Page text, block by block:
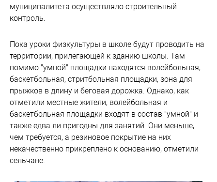
муниципалитета осуществляло строительный
контроль.
Пока уроки физкультуры в школе будут проводить на
территории, прилегающей к зданию школы. Там
помимо "умной" площадки находятся волейбольная,
баскетбольная, стритбольная площадки, зона для
прыжков в длину и беговая дорожка. Однако, как
отметили местные жители, волейбольная и
баскетбольная площадки входят в состав "умной" и
также едва ли пригодны для занятий. Они меньше,
чем требуется, а резиновое покрытие на них
некачественно прикреплено к основанию, отметили
сельчане.